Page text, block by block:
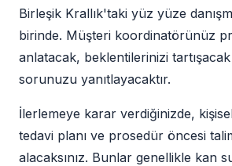
Birleşik Krallık'taki yüz yüze
birinde. Müşteri koordinatörünüz
anlatacak, beklentilerinizi
sorunuzu yanıtlayacaktır.
İlerlemeye karar verdiğinizde,
tedavi planı ve prosedür öncesi
alacaksınız. Bunlar genellikle kan